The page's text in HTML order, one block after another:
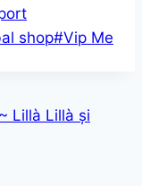
shop#Vip Me
Lillà Lillà și